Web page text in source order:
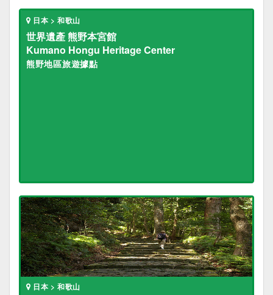
日本 > 和歌山
世界遺產 熊野本宮館
Kumano Hongu Heritage Center
熊野地區旅遊據點
日本 > 和歌山